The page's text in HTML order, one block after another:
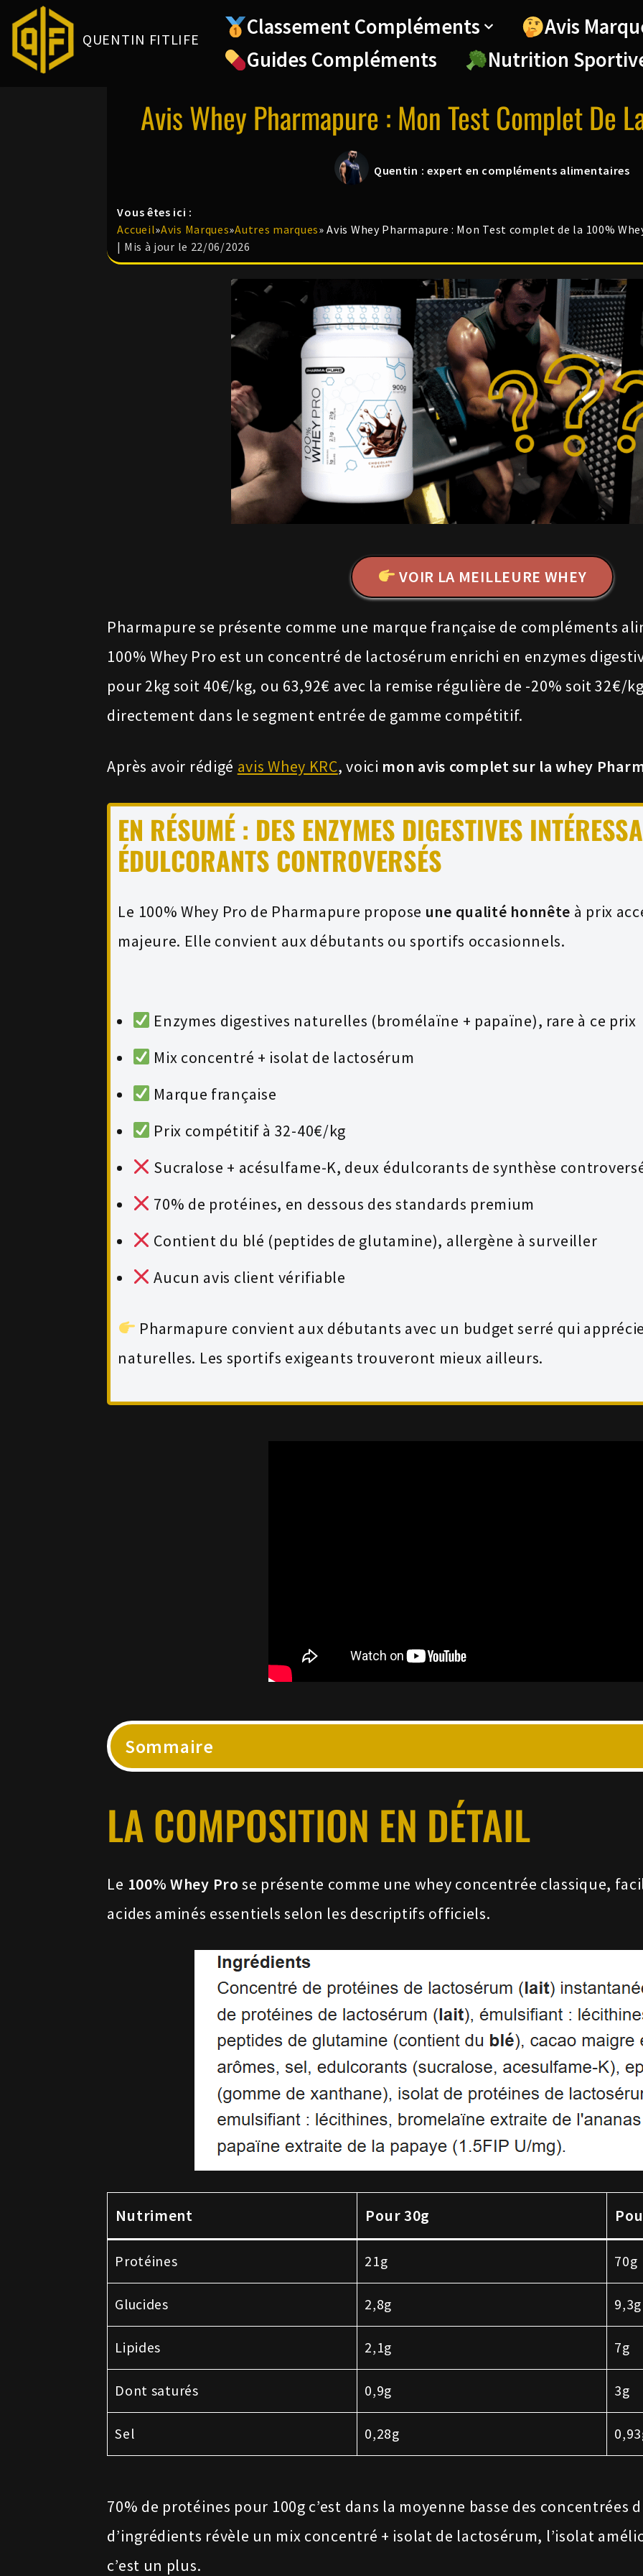
Aller
QUENTIN FITLIFE Classement Compléments
Avis
Guides Compléments
Nutrition
Avis Whey Pharmapure : Mon Test Complet De
Quentin : expert en compléments alimentaires
Vous êtes ici :
Accueil»Avis Marques»Autres marques» Avis Whey Pharmapure : Mon Test complet de la 100%
| Mis à jour le 22/06/2026
VOIR LA MEILLEURE WHEY
Pharmapure se présente comme une marque française de compléments
100% Whey Pro est un concentré de lactosérum enrichi en enzymes
pour 2kg soit 40€/kg, ou 63,92€ avec la remise régulière de -20% soit 32€/
directement dans le segment entrée de gamme compétitif.
Après avoir rédigé avis Whey KRC, voici mon avis complet sur la whey
EN RÉSUMÉ : DES ENZYMES DIGESTIVES
ÉDULCORANTS CONTROVERSÉS
Le 100% Whey Pro de Pharmapure propose une qualité honnête à prix
majeure. Elle convient aux débutants ou sportifs occasionnels.
Enzymes digestives naturelles (bromélaïne + papaïne), rare à ce prix
Mix concentré + isolat de lactosérum
Marque française
Prix compétitif à 32-40€/kg
Sucralose + acésulfame-K, deux édulcorants de synthèse
70% de protéines, en dessous des standards premium
Contient du blé (peptides de glutamine), allergène à surveiller
Aucun avis client vérifiable
Pharmapure convient aux débutants avec un budget serré qui
naturelles. Les sportifs exigeants trouveront mieux ailleurs.
Sommaire
LA COMPOSITION EN DÉTAIL
Le 100% Whey Pro se présente comme une whey concentrée classique,
acides aminés essentiels selon les descriptifs officiels.
Nutriment Pour 30g
Protéines 21g 70g
Glucides 2,8g 9,3g
Lipides 2,1g 7g
Dont saturés 0,9g 3g
Sel 0,28g
70% de protéines pour 100g c’est dans la moyenne basse des concentrées
d’ingrédients révèle un mix concentré + isolat de lactosérum, l’isolat
c’est un plus.